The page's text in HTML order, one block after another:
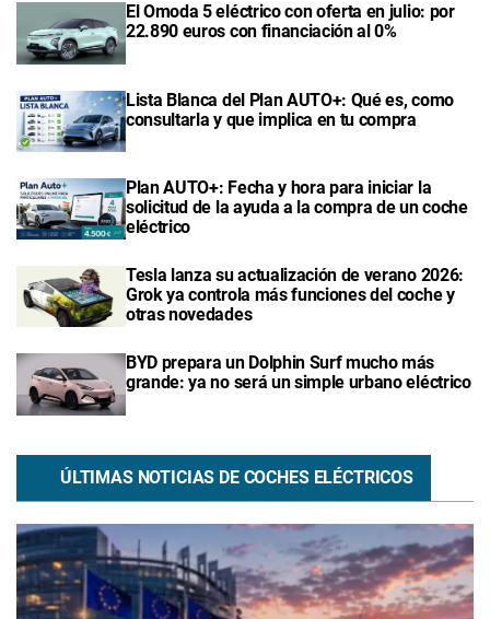
El Omoda 5 eléctrico con oferta en julio: por
22.890 euros con financiación al 0%
Lista Blanca del Plan AUTO+: Qué es, como
consultarla y que implica en tu compra
Plan AUTO+: Fecha y hora para iniciar la
solicitud de la ayuda a la compra de un coche
eléctrico
Tesla lanza su actualización de verano 2026:
Grok ya controla más funciones del coche y
otras novedades
BYD prepara un Dolphin Surf mucho más
grande: ya no será un simple urbano eléctrico
ÚLTIMAS NOTICIAS DE COCHES ELÉCTRICOS